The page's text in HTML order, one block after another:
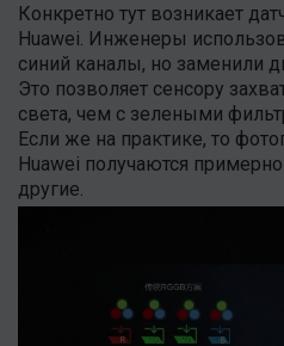
Конкретно тут возникает
Huawei. Инженеры
синий каналы, но заменили
Это позволяет сенсору
света, чем с зелеными
Если же на практике, то
Huawei получаются
другие.